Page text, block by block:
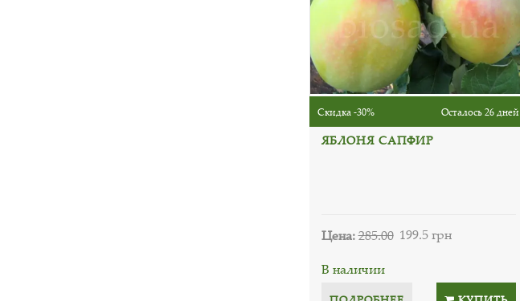
Скидка -30% Осталось 26 дней
ЯБЛОНЯ САПФИР
Цена:285.00 199.5 грн
В наличии